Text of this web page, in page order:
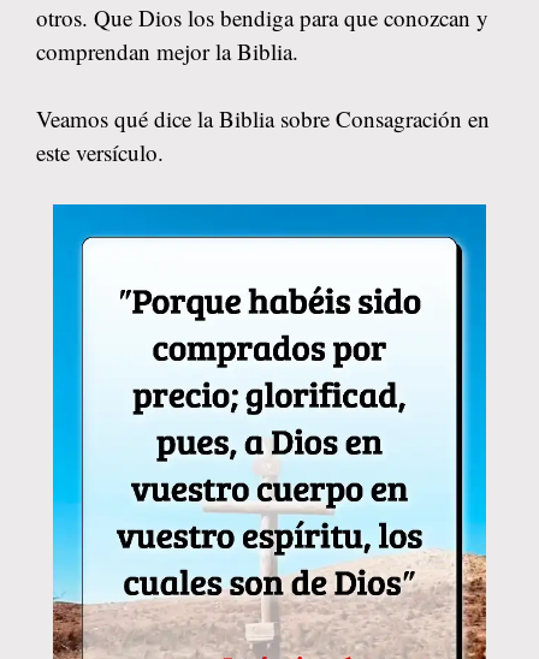
otros. Que Dios los bendiga para que conozcan y
comprendan mejor la Biblia.
Veamos qué dice la Biblia sobre Consagración en
este versículo.